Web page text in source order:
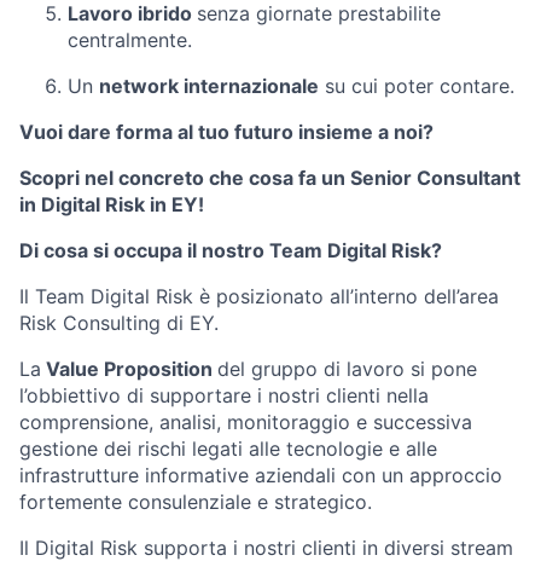
Lavoro ibrido senza giornate prestabilite
centralmente.
Un network internazionale su cui poter contare.
Vuoi dare forma al tuo futuro insieme a noi?
Scopri nel concreto che cosa fa un Senior Consultant
in Digital Risk in EY!
Di cosa si occupa il nostro Team Digital Risk?
Il Team Digital Risk è posizionato all’interno dell’area
Risk Consulting di EY.
La Value Proposition del gruppo di lavoro si pone
l’obbiettivo di supportare i nostri clienti nella
comprensione, analisi, monitoraggio e successiva
gestione dei rischi legati alle tecnologie e alle
infrastrutture informative aziendali con un approccio
fortemente consulenziale e strategico.
Il Digital Risk supporta i nostri clienti in diversi stream